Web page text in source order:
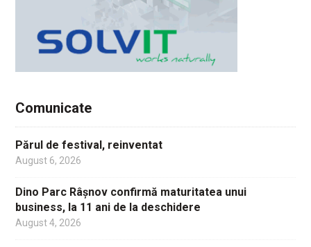
Comunicate
Părul de festival, reinventat
August 6, 2026
Dino Parc Râșnov confirmă maturitatea unui
business, la 11 ani de la deschidere
August 4, 2026